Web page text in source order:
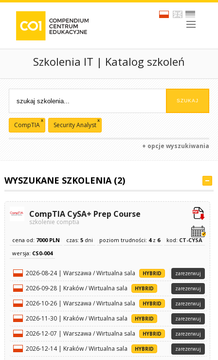
Szkolenia IT | Katalog szkoleń
CompTIA
x
Security Analyst
x
+ opcje wyszukiwania
WYSZUKANE SZKOLENIA (2)
CompTIA CySA+ Prep Course
szkolenie comptia
cena od: 7000 PLN czas: 5dni poziom trudności: 4z 6 kod: CT-CYSA
wersja: CS0-004
2026-08-24 | Warszawa / Wirtualna sala HYBRID zarezerwuj
2026-09-28 | Kraków / Wirtualna sala HYBRID zarezerwuj
2026-10-26 | Warszawa / Wirtualna sala HYBRID zarezerwuj
2026-11-30 | Kraków / Wirtualna sala HYBRID zarezerwuj
2026-12-07 | Warszawa / Wirtualna sala HYBRID zarezerwuj
2026-12-14 | Kraków / Wirtualna sala HYBRID zarezerwuj